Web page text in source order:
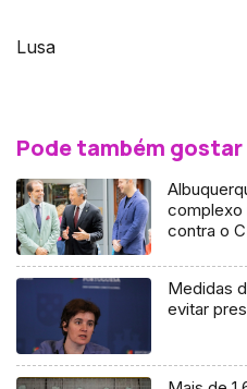
Lusa
Pode também gostar
complexo
contra o
Medidas
evitar